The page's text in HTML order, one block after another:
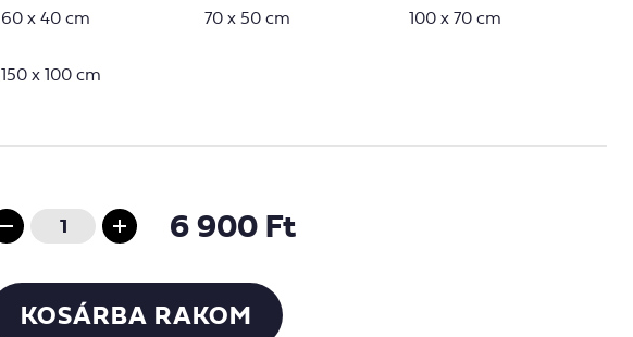
60 x 40 cm 70 x 50 cm 100 x 70 cm
150 x 100 cm
6 900 Ft
KOSÁRBA RAKOM